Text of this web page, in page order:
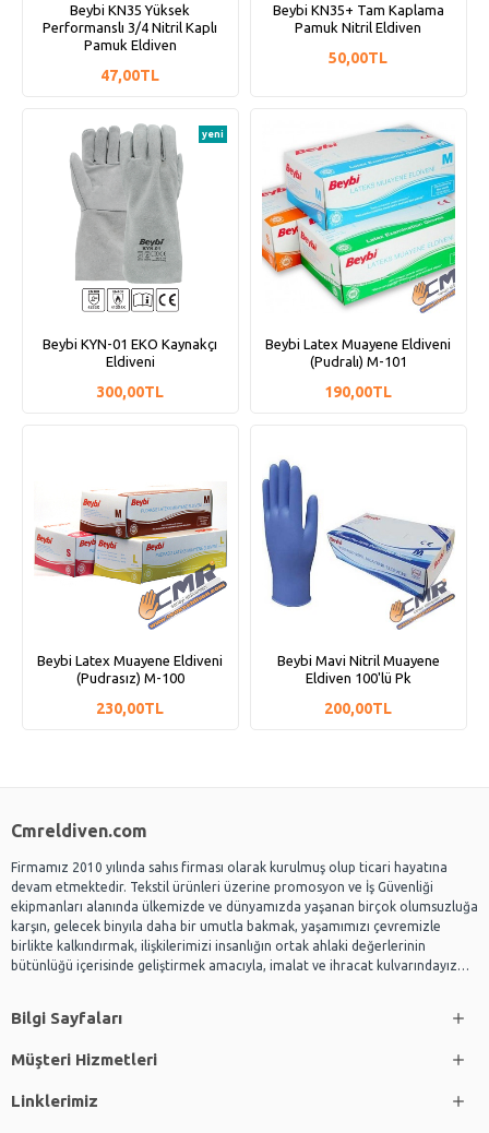
Beybi KN35 Yüksek
Performanslı 3/4 Nitril Kaplı
Pamuk Eldiven
47,00TL
Beybi KN35+ Tam Kaplama
Pamuk Nitril Eldiven
50,00TL
yeni
Beybi KYN-01 EKO Kaynakçı
Eldiveni
300,00TL
Beybi Latex Muayene Eldiveni
(Pudralı) M-101
190,00TL
Beybi Latex Muayene Eldiveni
(Pudrasız) M-100
230,00TL
Beybi Mavi Nitril Muayene
Eldiven 100'lü Pk
200,00TL
Cmreldiven.com
Firmamız 2010 yılında sahıs firması olarak kurulmuş olup ticari hayatına
devam etmektedir. Tekstil ürünleri üzerine promosyon ve İş Güvenliği
ekipmanları alanında ülkemizde ve dünyamızda yaşanan birçok olumsuzluğa
karşın, gelecek binyıla daha bir umutla bakmak, yaşamımızı çevremizle
birlikte kalkındırmak, ilişkilerimizi insanlığın ortak ahlaki değerlerinin
bütünlüğü içerisinde geliştirmek amacıyla, imalat ve ihracat kulvarındayız…
Bilgi Sayfaları
Müşteri Hizmetleri
Linklerimiz